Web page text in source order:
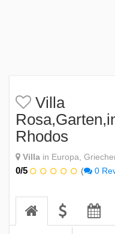
Villa
Rhodos
Villa in Europa,
0/5 ( 0